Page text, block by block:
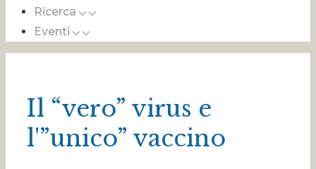
Ricerca
Eventi
Il “vero” virus e
l'”unico” vaccino